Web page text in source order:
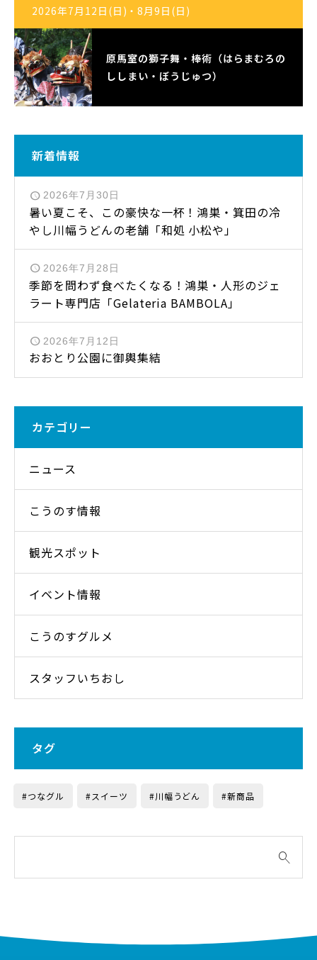
2026年7月12日(日)・8月9日(日)
原馬室の獅子舞・棒術（はらまむろの
ししまい・ぼうじゅつ）
新着情報
暑い夏こそ、この豪快な一杯！鴻巣・箕田の冷
やし川幅うどんの老舗「和処 小松や」
2026年7月30日
季節を問わず食べたくなる！鴻巣・人形のジェ
ラート専門店「Gelateria BAMBOLA」
2026年7月28日
おおとり公園に御輿集結
2026年7月12日
カテゴリー
ニュース
こうのす情報
観光スポット
イベント情報
こうのすグルメ
スタッフいちおし
タグ
#つなグル #スイーツ #川幅うどん #新商品